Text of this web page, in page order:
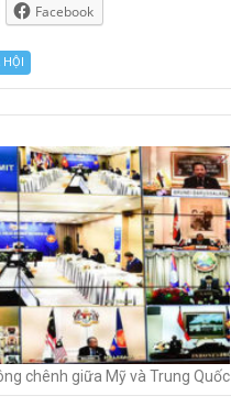
Facebook
HỘI
chênh giữa Mỹ và Trung Quốc